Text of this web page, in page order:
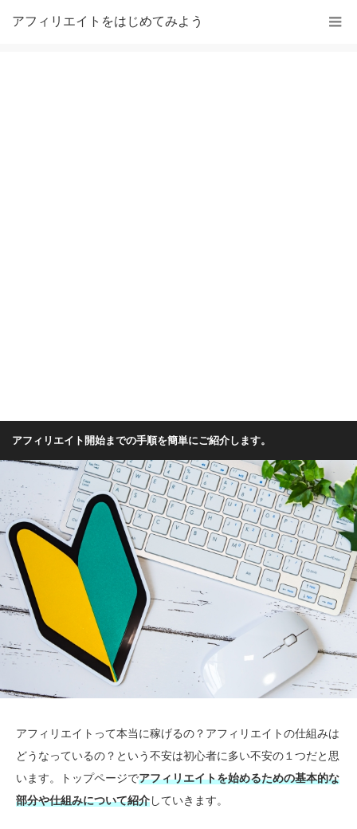
アフィリエイトをはじめてみよう
アフィリエイト開始までの手順を簡単にご紹介します。
アフィリエイトって本当に稼げるの？アフィリエイトの仕組みは
どうなっているの？という不安は初心者に多い不安の１つだと思
います。トップページでアフィリエイトを始めるための基本的な
部分や仕組みについて紹介していきます。